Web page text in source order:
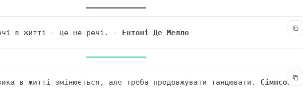
в житті - це не речі. - Ентоні Де Мелло
в житті змінюється, але треба продовжувати танцювати. Сімпсони